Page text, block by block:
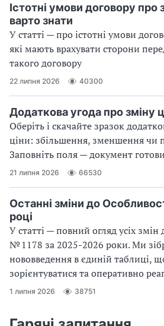
Істотні умови договору
варто знати
У статті — про істотні умови
які мають врахувати сторони
такого договору
22 липня 2026 40300
Додаткова угода про зміну
Оберіть і скачайте зразок
ціни: збільшення, зменшення чи
Заповніть поля — документ
21 липня 2026 66530
Останні зміни до
році
У статті — повний огляд усіх
№ 1178 за 2025-2026 роки. Ми
нововведення в єдиній таблиці,
зорієнтуватися та оперативно
1 липня 2026 38751